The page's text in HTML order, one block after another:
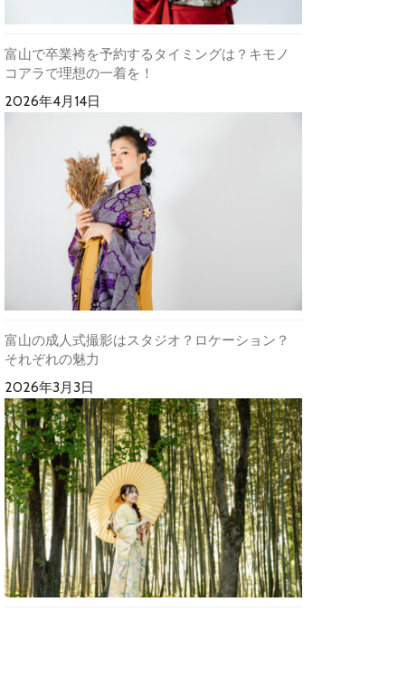
富山で卒業袴を予約するタイミングは？キモノ
コアラで理想の一着を！
2026年4月14日
富山の成人式撮影はスタジオ？ロケーション？
それぞれの魅力
2026年3月3日